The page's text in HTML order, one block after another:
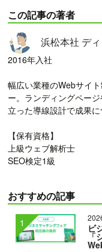
この記事の著者
浜松本社 デ
2016年入社
幅広い業種のWebサイ
ー。ランディングペー
立った導線設計で成果
【保有資格】
上級ウェブ解析士
SEO検定1級
おすすめの記事
ビ
「